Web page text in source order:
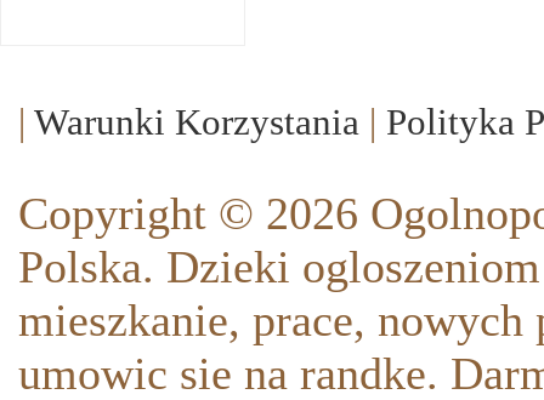
| Warunki Korzystania | Polityka
Copyright © 2026
Polska. Dzieki
mieszkanie, prace,
umowic sie na randke.